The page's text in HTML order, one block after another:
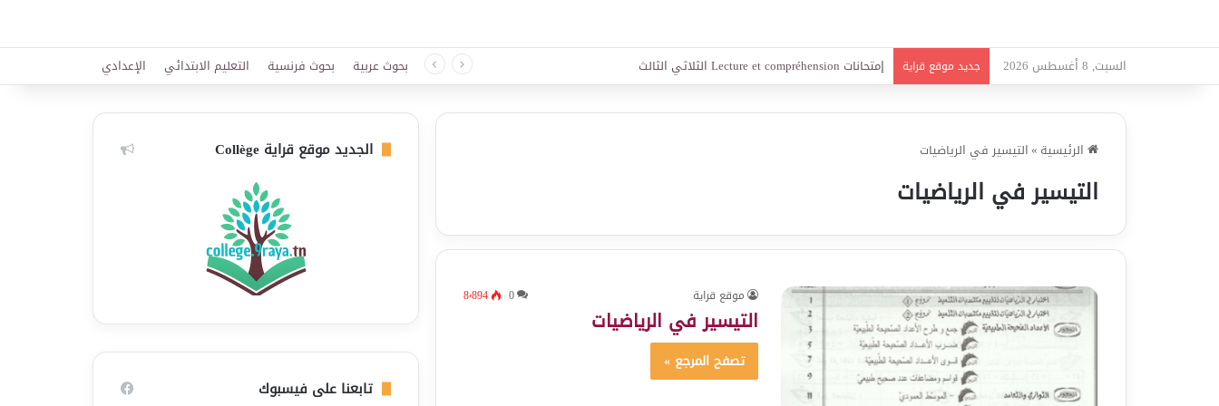
السبت, 8 أغسطس 2026 جديد موقع قراية امتحانات قواعد لغة الثلاثي الثالث بحوث عربية بحوث فرنسية التعليم الابتدائي الإعدادي
الرئيسية »التيسير في الرياضيات
التيسير في الرياضيات
موقع قراية 0 8٬894
التيسير في الرياضيات
تصفح المرجع »
الجديد موقع قراية Collège
تابعنا على فيسبوك